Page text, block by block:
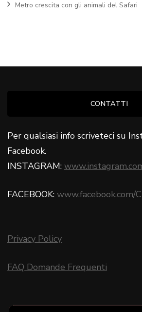
Metro crescita con gli animali del Safari
CONTATTI
Per qualsiasi info scriveteci su
Facebook.
INSTAGRAM:
FACEBOOK: www.facebook.com/
Privacy Policy
FAQ Domande Frequenti